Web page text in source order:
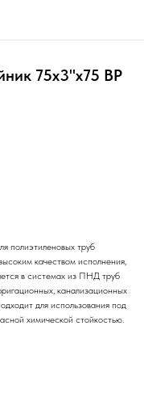
75х3"х75 ВР
полиэтиленовых труб
качеством исполнения,
в системах из ПНД труб
канализационных
для использования под
химической стойкостью.